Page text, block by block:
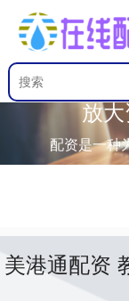
放
配资是一种
美港通配资